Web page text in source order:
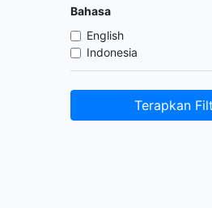
Bahasa
English
Indonesia
Terapkan